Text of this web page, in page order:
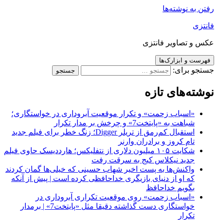
رفتن به نوشته‌ها
فانتزی
عکس و تصاویر فانتزی
فهرست و ابزارک‌ها
جستجو برای:
نوشته‌های تازه
«اسباب زحمت» و تکرار موقعیت آبروداری در خواستگاری؛
شباهت به «پایتخت7» و چرخش بر مدار تکرار
استقبال کم‌رمق از تریلر Digger؛ زنگ خطر برای فیلم جدید
تام کروز و برادران وارنر
شکایت ۱۰۵ میلیون دلاری از نتفلیکس؛ هارددیسک حاوی فیلم
جدید نیکلاس کیج به سرقت رفت
واکنش‌ها به پست اخیر شهاب حسینی که خیلی‌ها گمان کردند
که او از دنیای بازیگری خداحافظی کرده است | پیش از آنکه
بگویم خداحافظ
«اسباب زحمت» روی موقعیت تکراری آبروداری در
خواستگاری دست گذاشته دقیقا مثل «پایتخت7» | برمدار
تکرار